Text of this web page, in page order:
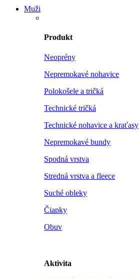
Muži
Produkt
Neoprény
Nepremokavé nohavice
Polokošele a tričká
Technické tričká
Technické nohavice a kraťasy
Nepremokavé bundy
Spodná vrstva
Stredná vrstva a fleece
Suché obleky
Čiapky
Obuv
Aktivita